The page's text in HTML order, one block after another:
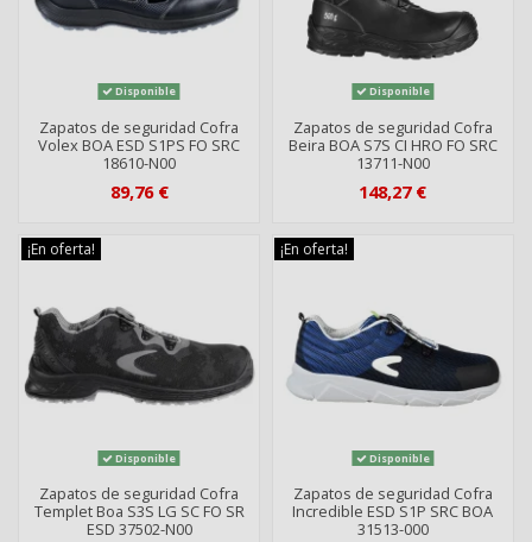
Disponible
Zapatos de seguridad Cofra
Volex BOA ESD S1PS FO SRC
18610-N00
89,76 €
Disponible
Zapatos de seguridad Cofra
Beira BOA S7S CI HRO FO SRC
13711-N00
148,27 €
¡En oferta!
Disponible
Zapatos de seguridad Cofra
Templet Boa S3S LG SC FO SR
ESD 37502-N00
¡En oferta!
Disponible
Zapatos de seguridad Cofra
Incredible ESD S1P SRC BOA
31513-000